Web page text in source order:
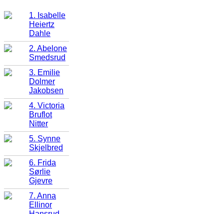
1. Isabelle
Heiertz
Dahle
2. Abelone
Smedsrud
3. Emilie
Dolmer
Jakobsen
4. Victoria
Bruflot
Nitter
5. Synne
Skjelbred
6. Frida
Sørlie
Gjevre
7. Anna
Ellinor